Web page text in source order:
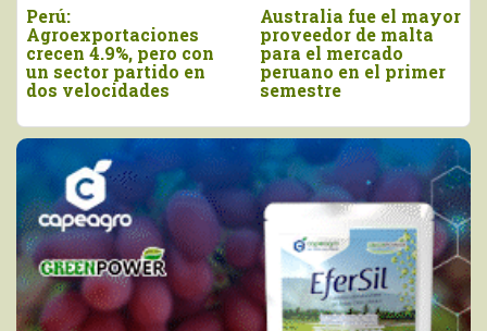
Perú:
Agroexportaciones
crecen 4.9%, pero con
un sector partido en
dos velocidades
Australia fue el mayor
proveedor de malta
para el mercado
peruano en el primer
semestre